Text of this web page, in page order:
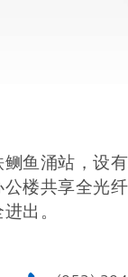
鱼涌站，设
楼共享全光
出。